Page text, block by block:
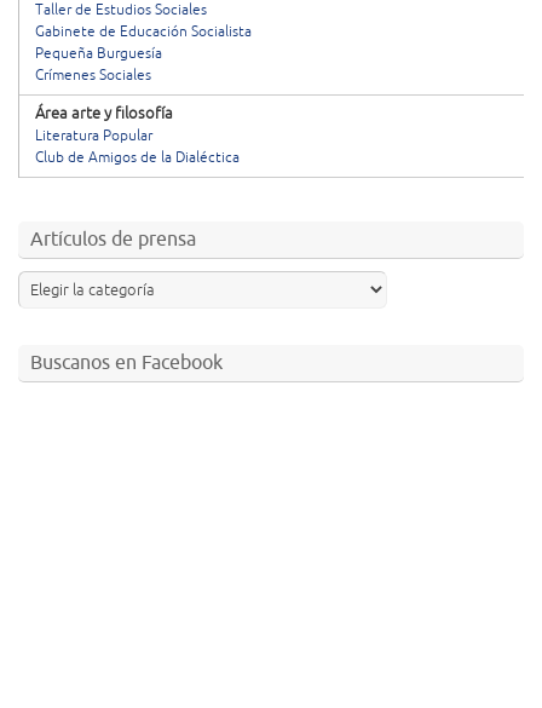
Taller de Estudios Sociales
Gabinete de Educación Socialista
Pequeña Burguesía
Crímenes Sociales
Área arte y filosofía
Literatura Popular
Club de Amigos de la Dialéctica
Artículos de prensa
Buscanos en Facebook